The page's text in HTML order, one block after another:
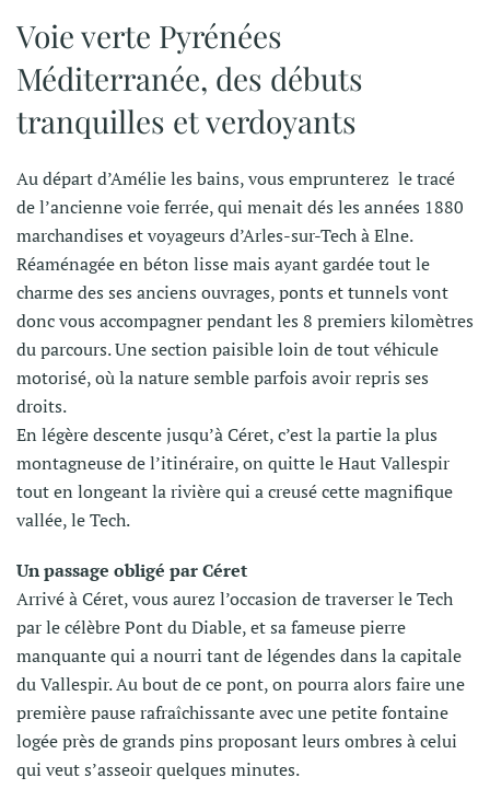
Voie verte Pyrénées
Méditerranée, des débuts
tranquilles et verdoyants
Au départ d’Amélie les bains, vous emprunterez le tracé
de l’ancienne voie ferrée, qui menait dés les années 1880
marchandises et voyageurs d’Arles-sur-Tech à Elne.
Réaménagée en béton lisse mais ayant gardée tout le
charme des ses anciens ouvrages, ponts et tunnels vont
donc vous accompagner pendant les 8 premiers kilomètres
du parcours. Une section paisible loin de tout véhicule
motorisé, où la nature semble parfois avoir repris ses
droits.
En légère descente jusqu’à Céret, c’est la partie la plus
montagneuse de l’itinéraire, on quitte le Haut Vallespir
tout en longeant la rivière qui a creusé cette magnifique
vallée, le Tech.
Un passage obligé par Céret
Arrivé à Céret, vous aurez l’occasion de traverser le Tech
par le célèbre Pont du Diable, et sa fameuse pierre
manquante qui a nourri tant de légendes dans la capitale
du Vallespir. Au bout de ce pont, on pourra alors faire une
première pause rafraîchissante avec une petite fontaine
logée près de grands pins proposant leurs ombres à celui
qui veut s’asseoir quelques minutes.